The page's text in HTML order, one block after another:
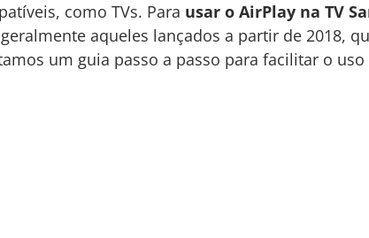
como TVs. Para usar o AirPlay na TV
aqueles lançados a partir de 2018,
um guia passo a passo para facilitar o uso